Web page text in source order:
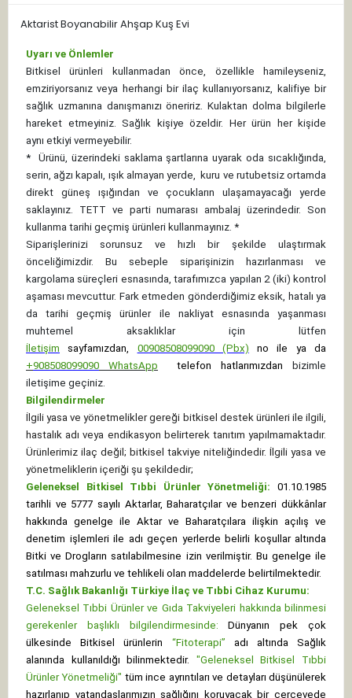
Aktarist Boyanabilir Ahşap Kuş Evi
Uyarı ve Önlemler
Bitkisel ürünleri kullanmadan önce, özellikle hamileyseniz,
emziriyorsanız veya herhangi bir ilaç kullanıyorsanız, kalifiye bir
sağlık uzmanına danışmanızı öneririz. Kulaktan dolma bilgilerle
hareket etmeyiniz. Sağlık kişiye özeldir. Her ürün her kişide
aynı etkiyi vermeyebilir.
*
Ürünü, üzerindeki saklama şartlarına uyarak oda sıcaklığında,
serin, ağzı kapalı, ışık almayan yerde, kuru ve rutubetsiz ortamda
direkt güneş ışığından ve çocukların ulaşamayacağı yerde
saklayınız. TETT ve parti numarası ambalaj üzerindedir. Son
kullanma tarihi geçmiş ürünleri kullanmayınız. *
Siparişlerinizi sorunsuz ve hızlı bir şekilde ulaştırmak
önceliğimizdir. Bu sebeple siparişinizin hazırlanması ve
kargolama süreçleri esnasında, tarafımızca yapılan 2 (iki) kontrol
aşaması mevcuttur. Fark etmeden gönderdiğimiz eksik, hatalı ya
da tarihi geçmiş ürünler ile nakliyat esnasında yaşanması
muhtemel aksaklıklar için lütfen
İletişim
sayfamızdan, 00908508099090 (Pbx) no ile ya da
+908508099090 WhatsApp telefon hatlarımızdan bizimle
iletişime geçiniz.
Bilgilendirmeler
İlgili yasa ve yönetmelikler gereği bitkisel destek ürünleri ile ilgili,
hastalık adı veya endikasyon belirterek tanıtım yapılmamaktadır.
Ürünlerimiz ilaç değil; bitkisel takviye niteliğindedir. İlgili yasa ve
yönetmeliklerin içeriği şu şekildedir;
Geleneksel Bitkisel Tıbbi Ürünler Yönetmeliği: 01.10.1985
tarihli ve 5777 sayılı Aktarlar, Baharatçılar ve benzeri dükkânlar
hakkında genelge ile Aktar ve Baharatçılara ilişkin açılış ve
denetim işlemleri ile adı geçen yerlerde belirli koşullar altında
Bitki ve Drogların satılabilmesine izin verilmiştir. Bu genelge ile
satılması mahzurlu ve tehlikeli olan maddelerde belirtilmektedir.
T.C. Sağlık Bakanlığı Türkiye İlaç ve Tıbbi Cihaz Kurumu:
Geleneksel Tıbbi Ürünler ve Gıda Takviyeleri hakkında bilinmesi
gerekenler başlıklı bilgilendirmesinde:
Dünyanın pek çok
ülkesinde Bitkisel ürünlerin “Fitoterapi” adı altında Sağlık
alanında kullanıldığı bilinmektedir. "Geleneksel Bitkisel Tıbbi
Ürünler Yönetmeliği" tüm ince ayrıntıları ve detayları düşünülerek
hazırlanıp vatandaşlarımızın sağlığını koruyacak bir çerçevede